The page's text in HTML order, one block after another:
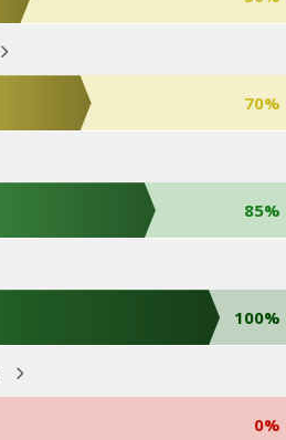
70%
85%
100%
0%